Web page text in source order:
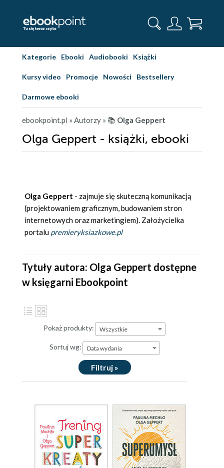
Kategorie Ebooki Audiobooki Książki
Kursy video Promocje Nowości Bestsellery
Darmowe ebooki
ebookpoint.pl » Autorzy » 📚 Olga Geppert
Olga Geppert - książki, ebooki
Olga Geppert - zajmuje się skuteczną komunikacją
(projektowaniem graficznym, budowaniem stron
internetowych oraz marketingiem). Założycielka
portalu premieryksiazkowe.pl
Tytuły autora: Olga Geppert dostępne
w księgarni Ebookpoint
Pokaż produkty: Wszystkie
Sortuj wg: Data wydania
Filtruj »